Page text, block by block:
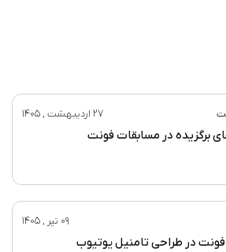
27 اردیبهشت , 1405
برگزیده در مسابقات فونت
09 تیر , 1405
فونت در طراحی تامنیل یوتیوب